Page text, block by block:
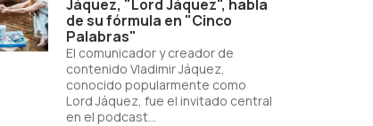
Jáquez, "Lord Jáquez", habla
de su fórmula en "Cinco
Palabras"
El comunicador y creador de
contenido Vladimir Jáquez,
conocido popularmente como
Lord Jáquez, fue el invitado central
en el podcast...